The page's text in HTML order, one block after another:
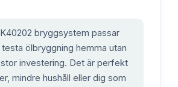
bryggsystem passar
ölbryggning hemma utan
investering. Det är perfekt
mindre hushåll eller dig som